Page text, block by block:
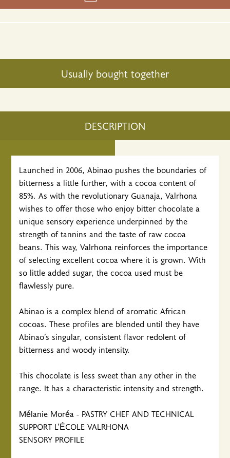
Usually bought together
DESCRIPTION
Launched in 2006, Abinao pushes the boundaries of
bitterness a little further, with a cocoa content of
85%. As with the revolutionary Guanaja, Valrhona
wishes to offer those who enjoy bitter chocolate a
unique sensory experience underpinned by the
strength of tannins and the taste of raw cocoa
beans. This way, Valrhona reinforces the importance
of selecting excellent cocoa where it is grown. With
so little added sugar, the cocoa used must be
flawlessly pure.
Abinao is a complex blend of aromatic African
cocoas. These profiles are blended until they have
Abinao’s singular, consistent flavor redolent of
bitterness and woody intensity.
This chocolate is less sweet than any other in the
range. It has a characteristic intensity and strength.
Mélanie Moréa - PASTRY CHEF AND TECHNICAL
SUPPORT L’ÉCOLE VALRHONA
SENSORY PROFILE